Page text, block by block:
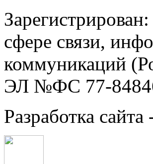
сфере связи,
коммуникаций
ЭЛ №ФС 77-
Разработка сайта